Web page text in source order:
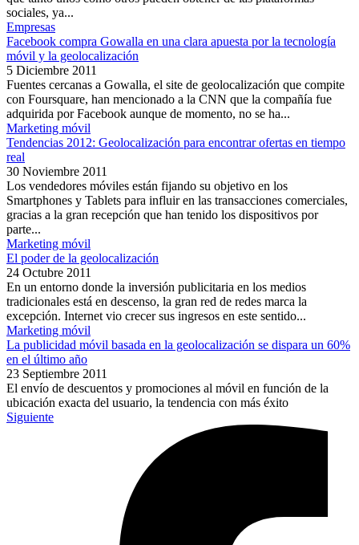
sociales, ya...
Empresas
Facebook compra Gowalla en una clara apuesta por la tecnología
móvil y la geolocalización
5 Diciembre 2011
Fuentes cercanas a Gowalla, el site de geolocalización que compite
con Foursquare, han mencionado a la CNN que la compañía fue
adquirida por Facebook aunque de momento, no se ha...
Marketing móvil
Tendencias 2012: Geolocalización para encontrar ofertas en tiempo
real
30 Noviembre 2011
Los vendedores móviles están fijando su objetivo en los
Smartphones y Tablets para influir en las transacciones comerciales,
gracias a la gran recepción que han tenido los dispositivos por
parte...
Marketing móvil
El poder de la geolocalización
24 Octubre 2011
En un entorno donde la inversión publicitaria en los medios
tradicionales está en descenso, la gran red de redes marca la
excepción. Internet vio crecer sus ingresos en este sentido...
Marketing móvil
La publicidad móvil basada en la geolocalización se dispara un 60%
en el último año
23 Septiembre 2011
El envío de descuentos y promociones al móvil en función de la
ubicación exacta del usuario, la tendencia con más éxito
Siguiente